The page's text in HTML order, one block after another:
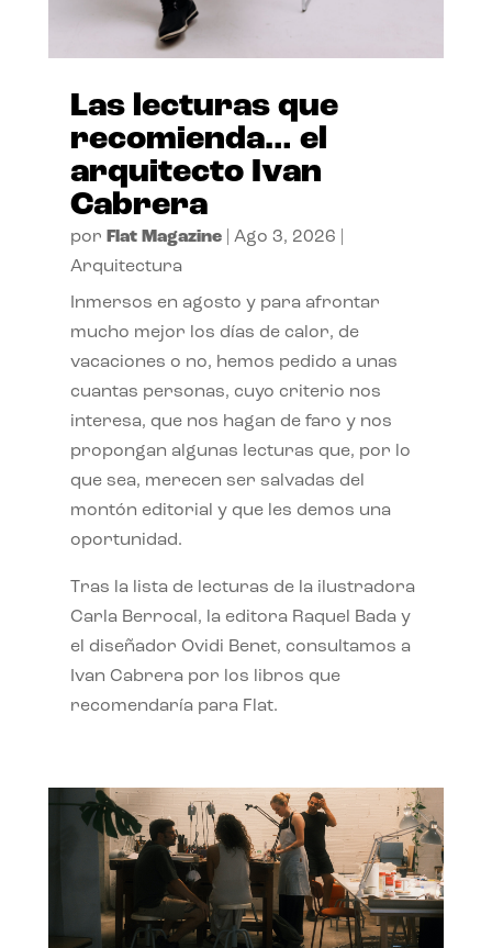
Las lecturas que
recomienda… el
arquitecto Ivan
Cabrera
por Flat Magazine| Ago 3, 2026
Arquitectura
Inmersos en agosto y para afrontar
mucho mejor los días de calor, de
vacaciones o no, hemos pedido a unas
cuantas personas, cuyo criterio nos
interesa, que nos hagan de faro y nos
propongan algunas lecturas que, por lo
que sea, merecen ser salvadas del
montón editorial y que les demos una
oportunidad.
Tras la lista de lecturas de la ilustradora
Carla Berrocal, la editora Raquel Bada y
el diseñador Ovidi Benet, consultamos a
Ivan Cabrera por los libros que
recomendaría para Flat.